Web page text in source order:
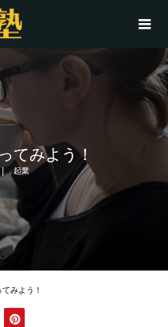
てみよう！
起業
みよう！